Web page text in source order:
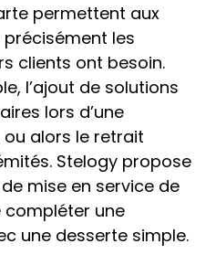
permettent aux
les
clients ont besoin.
l’ajout de solutions
lors d’une
alors le retrait
Stelogy propose
mise en service de
compléter une
une desserte simple.